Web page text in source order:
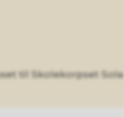
til Skolekorpset Sola